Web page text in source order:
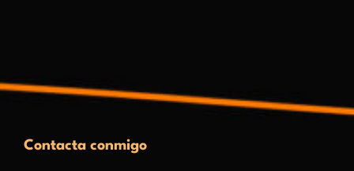
Contacta conmigo